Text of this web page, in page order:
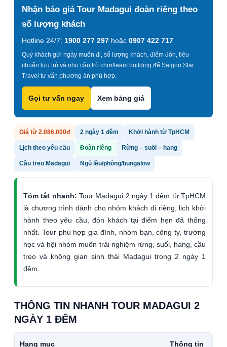
Nhận báo giá Tour Madagui đoàn riêng theo
số lượng khách
Hotline 24/7: 1900 277 297 hoặc 0907 422 717
Quý khách gửi ngày muốn đi, số lượng khách, điểm đón, tiêu
chuẩn lưu trú và nhu cầu trò chơi/team building để Saigon Star
Travel tư vấn phương án phù hợp.
Gọi tư vấn ngay Xem bảng giá
Giá từ 2.086.000đ 2 ngày 1 đêm Khởi hành từ TpHCM
Lịch theo yêu cầu Đoàn riêng Rừng – suối – hang
Cầu treo Madagui Ngủ lều/phòng/bungalow
Tóm tắt nhanh: Tour Madagui 2 ngày 1 đêm từ TpHCM
là chương trình dành cho nhóm khách đi riêng, lịch khởi
hành theo yêu cầu, đón khách tại điểm hẹn đã thống
nhất. Tour phù hợp gia đình, nhóm bạn, công ty, trường
học và hội nhóm muốn trải nghiệm rừng, suối, hang, cầu
treo và không gian sinh thái Madagui trong 2 ngày 1
đêm.
THÔNG TIN NHANH TOUR MADAGUI 2
NGÀY 1 ĐÊM
Hạng mục Thông tin